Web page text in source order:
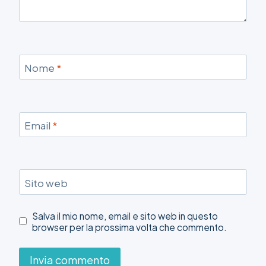
Nome *
Email *
Sito web
Salva il mio nome, email e sito web in questo
browser per la prossima volta che commento.